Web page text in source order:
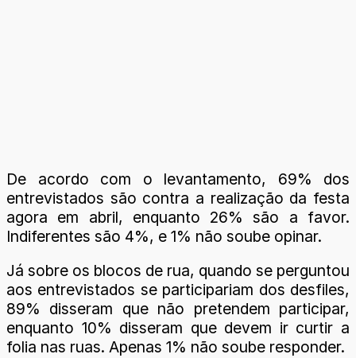
De acordo com o levantamento, 69% dos
entrevistados são contra a realização da festa
agora em abril, enquanto 26% são a favor.
Indiferentes são 4%, e 1% não soube opinar.
Já sobre os blocos de rua, quando se perguntou
aos entrevistados se participariam dos desfiles,
89% disseram que não pretendem participar,
enquanto 10% disseram que devem ir curtir a
folia nas ruas. Apenas 1% não soube responder.